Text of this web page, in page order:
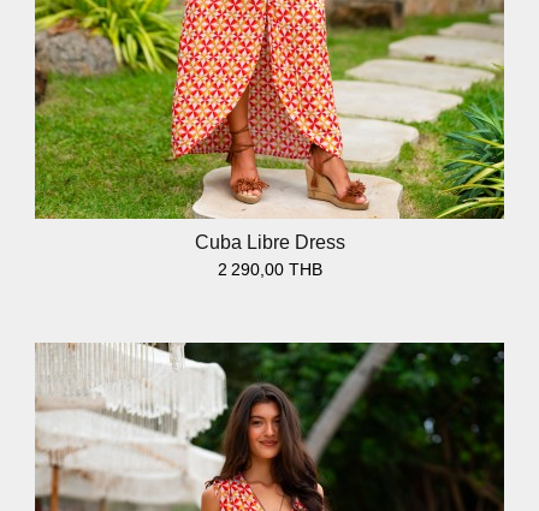
Cuba Libre Dress
2 290,00 THB